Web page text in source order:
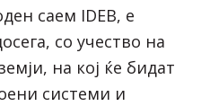
саем IDEB, е
со учество на
на кој ќе бидат
системи и